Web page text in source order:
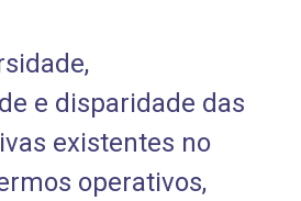
e disparidade das
existentes no
operativos,